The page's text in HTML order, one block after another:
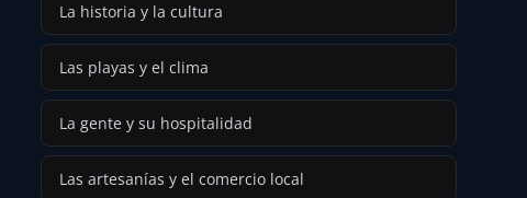
La historia y la cultura
Las playas y el clima
La gente y su hospitalidad
Las artesanías y el comercio local